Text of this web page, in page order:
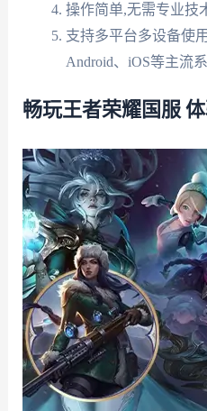
操作简单,无需专业技
支持多平台多设备使
Android、iOS等主流系
畅玩王者荣耀国服